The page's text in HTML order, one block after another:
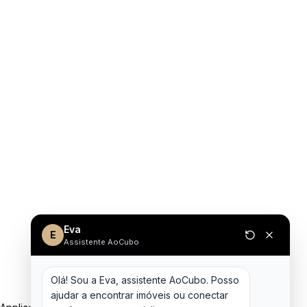
E Eva
Assistente AoCubo
Olá! Sou a Eva, assistente AoCubo. Posso
ajudar a encontrar imóveis ou conectar